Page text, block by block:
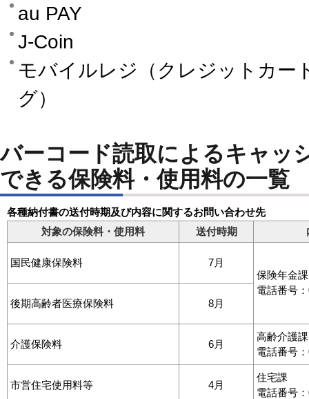
au PAY
J‐Coin
モバイルレジ（クレジットカー
グ）
バーコード読取によるキャッ
できる保険料・使用料の一覧
各種納付書の送付時期及び内容に関するお問い合わせ先
対象の保険料・使用料
送付時期
国民健康保険料
7月
保険年金課
電話番号
後期高齢者医療保険料
8月
介護保険料 6月
高齢介護課
電話番号
市営住宅使用料等 4月
住宅課
電話番号